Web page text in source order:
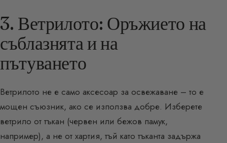
3. Ветрилото: Оръжието на
съблазнята и на
пътуването
Ветрилото не е само аксесоар за освежаване – то е
мощен съюзник, ако се използва добре. Изберете
ветрило от тъкан (червен или бежов памук,
например), а не от хартия, тъй като тъканта задържа